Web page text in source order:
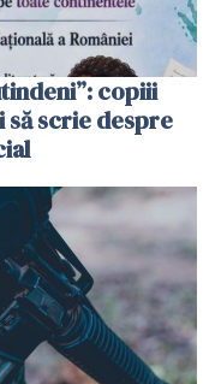
copiii
scrie despre